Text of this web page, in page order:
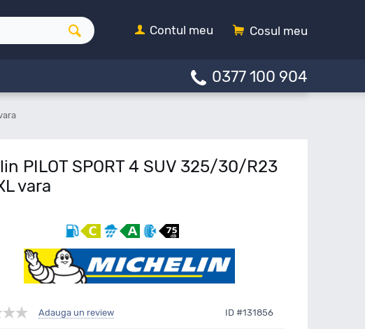
Cosul meu
Contul meu
0377 100 904
PILOT SPORT 4 SUV 325/30/R23
vara
Adauga un review ID #131856